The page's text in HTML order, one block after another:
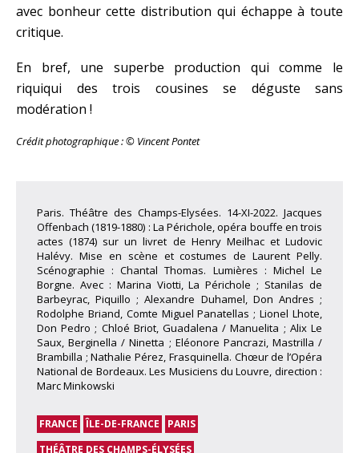
avec bonheur cette distribution qui échappe à toute
critique.
En bref, une superbe production qui comme le
riquiqui des trois cousines se déguste sans
modération !
Crédit photographique :© Vincent Pontet
Paris. Théâtre des Champs-Elysées. 14-XI-2022. Jacques
Offenbach (1819-1880) : La Périchole, opéra bouffe en trois
actes (1874) sur un livret de Henry Meilhac et Ludovic
Halévy. Mise en scène et costumes de Laurent Pelly.
Scénographie : Chantal Thomas. Lumières : Michel Le
Borgne. Avec : Marina Viotti, La Périchole ; Stanilas de
Barbeyrac, Piquillo ; Alexandre Duhamel, Don Andres ;
Rodolphe Briand, Comte Miguel Panatellas ; Lionel Lhote,
Don Pedro ; Chloé Briot, Guadalena / Manuelita ; Alix Le
Saux, Berginella / Ninetta ; Eléonore Pancrazi, Mastrilla /
Brambilla ; Nathalie Pérez, Frasquinella. Chœur de l’Opéra
National de Bordeaux. Les Musiciens du Louvre, direction :
Marc Minkowski
FRANCE ÎLE-DE-FRANCE
PARIS
THÉÂTRE DES CHAMPS-ÉLYSÉES